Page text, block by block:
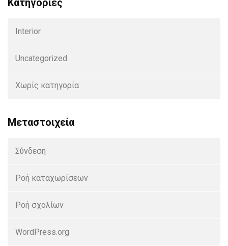
Kατηγορίες
Interior
Uncategorized
Χωρίς κατηγορία
Μεταστοιχεία
Σύνδεση
Ροή καταχωρίσεων
Ροή σχολίων
WordPress.org